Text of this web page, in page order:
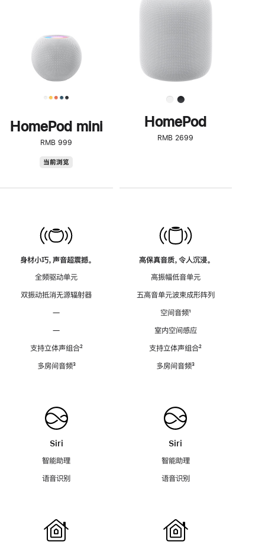
HomePod mini
RMB 999
当前浏览
身材小巧，声音超震撼。
全频驱动单元
双振动抵消无源辐射器
—
—
支持立体声组合脚
²
多房间音频脚
³
Siri
智能助理
语音识别
了
解
HomePod<
HomePod
RMB 2699
高保真音质，令人沉浸。
高振幅低音单元
五高音单元波束成形阵列
空间音频脚
¹
室内空间感应
支持立体声组合脚
²
多房间音频脚
³
Siri
智能助理
语音识别